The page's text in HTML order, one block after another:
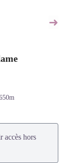
➜
accès hors